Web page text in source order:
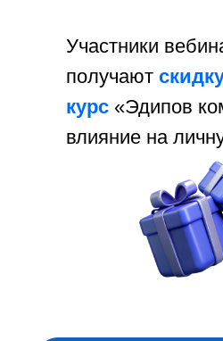
Участники
получают
курс «Эдипов
влияние на